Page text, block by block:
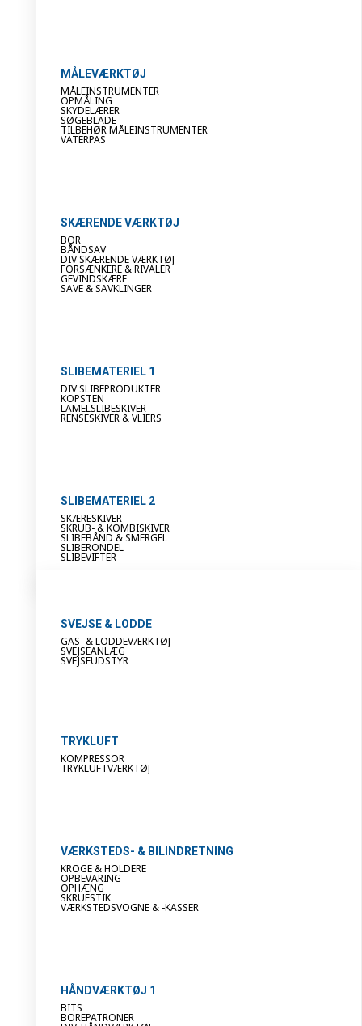
MÅLEVÆRKTØJ
MÅLEINSTRUMENTER
OPMÅLING
SKYDELÆRER
SØGEBLADE
TILBEHØR MÅLEINSTRUMENTER
VATERPAS
SKÆRENDE VÆRKTØJ
BOR
BÅNDSAV
DIV SKÆRENDE VÆRKTØJ
FORSÆNKERE & RIVALER
GEVINDSKÆRE
SAVE & SAVKLINGER
SLIBEMATERIEL 1
DIV SLIBEPRODUKTER
KOPSTEN
LAMELSLIBESKIVER
RENSESKIVER & VLIERS
SLIBEMATERIEL 2
SKÆRESKIVER
SKRUB- & KOMBISKIVER
SLIBEBÅND & SMERGEL
SLIBERONDEL
SLIBEVIFTER
SVEJSE & LODDE
GAS- & LODDEVÆRKTØJ
SVEJSEANLÆG
SVEJSEUDSTYR
TRYKLUFT
KOMPRESSOR
TRYKLUFTVÆRKTØJ
VÆRKSTEDS- & BILINDRETNING
KROGE & HOLDERE
OPBEVARING
OPHÆNG
SKRUESTIK
VÆRKSTEDSVOGNE & -KASSER
HÅNDVÆRKTØJ 1
BITS
BOREPATRONER